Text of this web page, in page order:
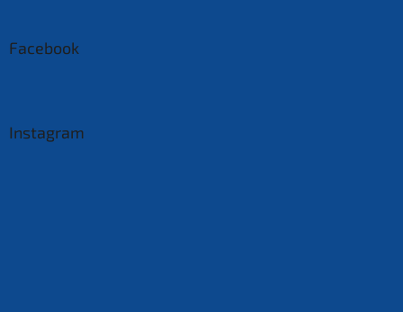
Facebook
Instagram